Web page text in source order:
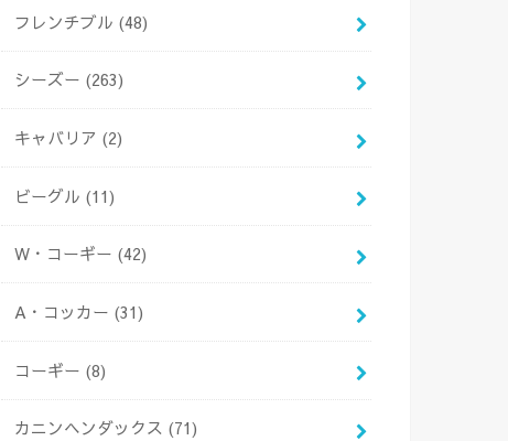
フレンチブル (48)
シーズー (263)
キャバリア (2)
ビーグル (11)
W・コーギー (42)
A・コッカー (31)
コーギー (8)
カニンヘンダックス (71)